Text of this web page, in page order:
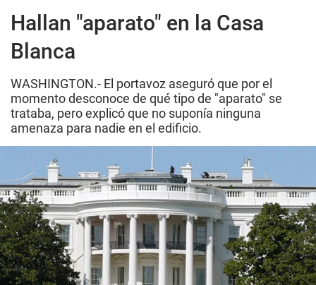
Hallan "aparato" en la Casa
Blanca
WASHINGTON.- El portavoz aseguró que por el
momento desconoce de qué tipo de "aparato" se
trataba, pero explicó que no suponía ninguna
amenaza para nadie en el edificio.